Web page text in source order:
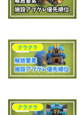
クラクラ
クラクラ